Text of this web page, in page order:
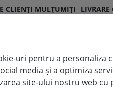
CLIENȚI MULȚUMIȚI LIVRARE
interior și exterior
uri pentru a personaliza
media și a optimiza
site-ului nostru web cu